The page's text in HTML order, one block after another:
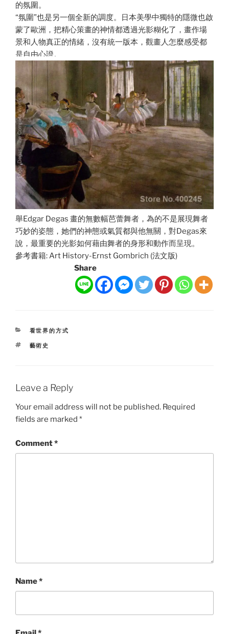
的氛圍。
“氛圍”也是另一個全新的調度。日本美學中獨特的隱微也啟
蒙了歐洲，把精心策畫的神情都透過光影糊化了，畫作場
景和人物真正的情緒，沒有統一版本，觀畫人怎麼感受都
是自由心證。
舉Edgar Degas 畫的無數幅芭蕾舞者，為的不是展現舞者
巧妙的姿態，她們的神態或氣質都與他無關，對Degas來
說，最重要的光影如何藉由舞者的身形和動作而呈現。
參考書籍: Art History-Ernst Gombrich (法文版)
Share
CATEGORIES
看世界的方式
TAGS
藝術史
Leave a Reply
Your email address will not be published. Required
fields are marked *
Comment*
Name*